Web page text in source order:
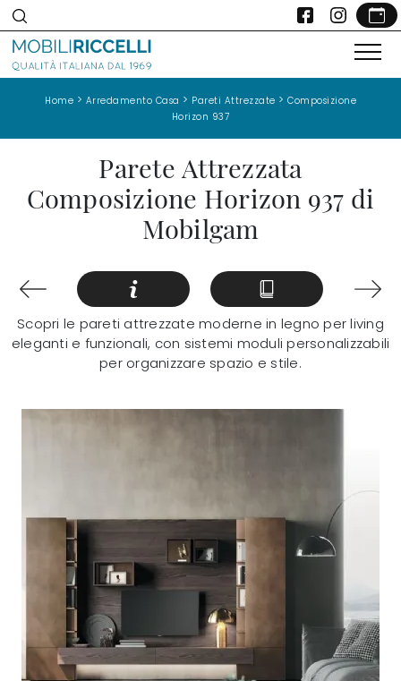
Home > Arredamento Casa > Pareti Attrezzate > Composizione
Horizon 937
Parete Attrezzata
Composizione Horizon 937 di
Mobilgam
Scopri le pareti attrezzate moderne in legno per living
eleganti e funzionali, con sistemi moduli personalizzabili
per organizzare spazio e stile.